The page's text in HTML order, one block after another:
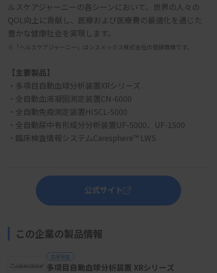
ルスケアジャーニーの各シーンにおいて、世界の人々の
QOL向上に貢献し、医療および医療費の最適化を通じた
豊かな健康社会を実現します。
※「ヘルスケアジャーニー」はシスメックス株式会社の登録商標です。
【主要製品】
・多項目自動血球分析装置XRシリーズ
・全自動血液凝固測定装置CN-6000
・全自動免疫測定装置HISCL-5000
・全自動尿中有形成分分析装置UF-5000、UF-1500
・臨床検査情報システムCaresphere™ LWS
公式サイト
この企業の製品情報
血液検査
多項目自動血球分析装置 XRシリーズ